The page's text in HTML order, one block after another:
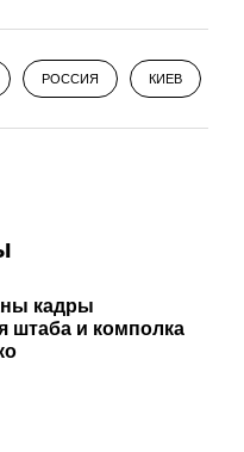
РОССИЯ КИЕВ
кадры
штаба и комполка